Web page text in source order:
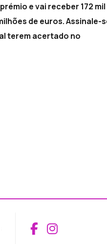
e vai receber 172 mil
de euros. Assinale-
terem acertado no
Aceder ao
Aceder